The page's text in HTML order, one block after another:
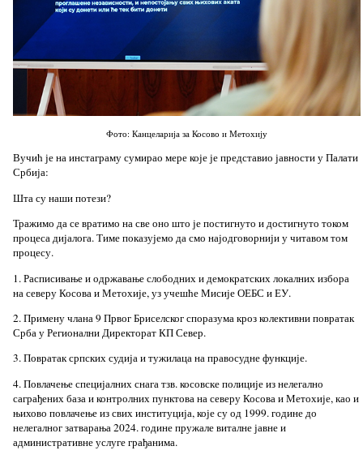
Фото: Канцеларија за Косово и Метохију
Вучић је на инстаграму сумирао мере које је представио јавности у Палати
Србија:
Шта су наши потези?
Тражимо да се вратимо на све оно што је постигнуто и достигнуто током
процеса дијалога. Тиме показујемо да смо најодговорнији у читавом том
процесу.
1. Расписивање и одржавање слободних и демократских локалних избора
на северу Косова и Метохије, уз учешће Мисије ОЕБС и ЕУ.
2. Примену члана 9 Првог Бриселског споразума кроз колективни повратак
Срба у Регионални Директорат КП Север.
3. Повратак српских судија и тужилаца на правосудне функције.
4. Повлачење специјалних снага тзв. косовске полиције из нелегално
саграђених база и контролних пунктова на северу Косова и Метохије, као и
њихово повлачење из свих институција, које су од 1999. године до
нелегалног затварања 2024. године пружале виталне јавне и
административне услуге грађанима.